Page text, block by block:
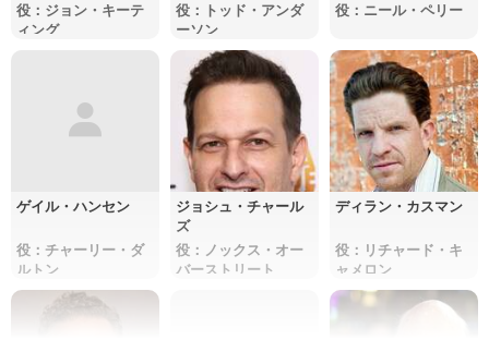
役：ジョン・キーテ
ィング
役：トッド・アンダ
ーソン
役：ニール・ペリー
ゲイル・ハンセン
役：チャーリー・ダ
ルトン
ジョシュ・チャール
ズ
役：ノックス・オー
バーストリート
ディラン・カスマン
役：リチャード・キ
ャメロン